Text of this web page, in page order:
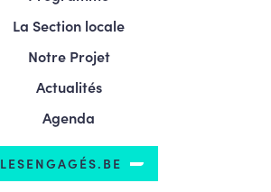
La Section locale
Notre Projet
Actualités
Agenda
LESENGAGÉS.BE